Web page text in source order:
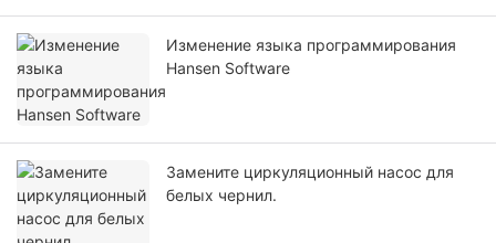
Изменение языка программирования
Hansen Software
Замените циркуляционный насос для
белых чернил.